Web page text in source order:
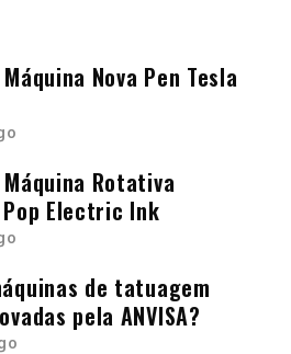
Nova Pen Tesla
Máquina Rotativa
Electric Ink
de tatuagem
pela ANVISA?